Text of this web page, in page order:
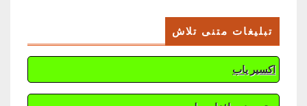
تبلیغات متنی تلاش
اکسیر یاب